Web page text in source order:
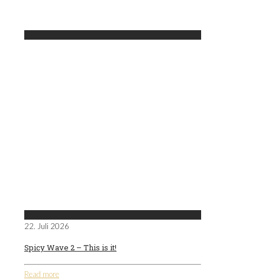
22. Juli 2026
Spicy Wave 2 – This is it!
Read more